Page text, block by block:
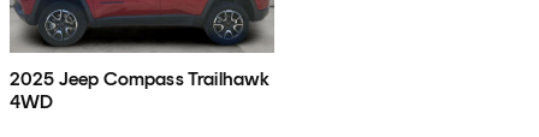
2025 Jeep Compass Trailhawk
4WD